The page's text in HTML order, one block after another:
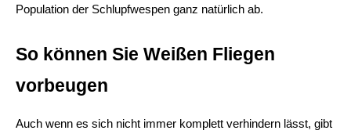
Population der Schlupfwespen ganz natürlich ab.
So können Sie Weißen Fliegen
vorbeugen
Auch wenn es sich nicht immer komplett verhindern lässt, gibt